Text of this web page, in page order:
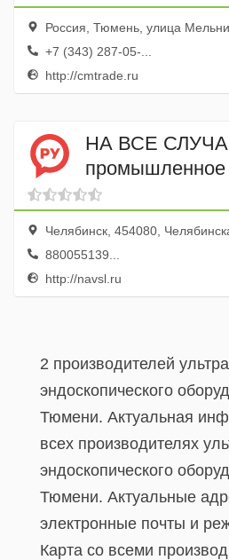
Россия, Тюмень, улица
+7 (343) 287-05-...
http://cmtrade.ru
НА ВСЕ
промышленное
Челябинск, 454080, Челябинская область, г.
880055139...
http://navsl.ru
2 производителей
эндоскопического
Тюмени. Актуальная
всех производителях
эндоскопического
Тюмени. Актуальные
электронные почты и
Карта со всеми